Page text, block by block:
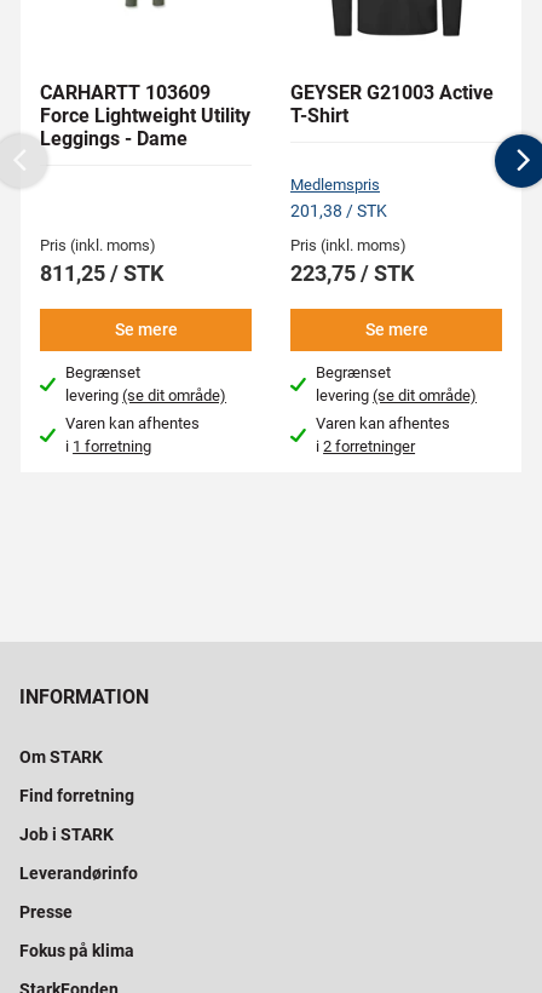
CARHARTT 103609
Force Lightweight Utility
Leggings - Dame
Pris (inkl. moms)
811,25 / STK
Se mere
Begrænset
levering(se dit område)
Varen kan afhentes
i 1 forretning
GEYSER G21003 Active
T-Shirt
Medlemspris
201,38 / STK
Pris (inkl. moms)
223,75 / STK
Se mere
Begrænset
levering(se dit område)
Varen kan afhentes
i2 forretninger
Previous
INFORMATION
Om STARK
Find forretning
Job i STARK
Leverandørinfo
Presse
Fokus på klima